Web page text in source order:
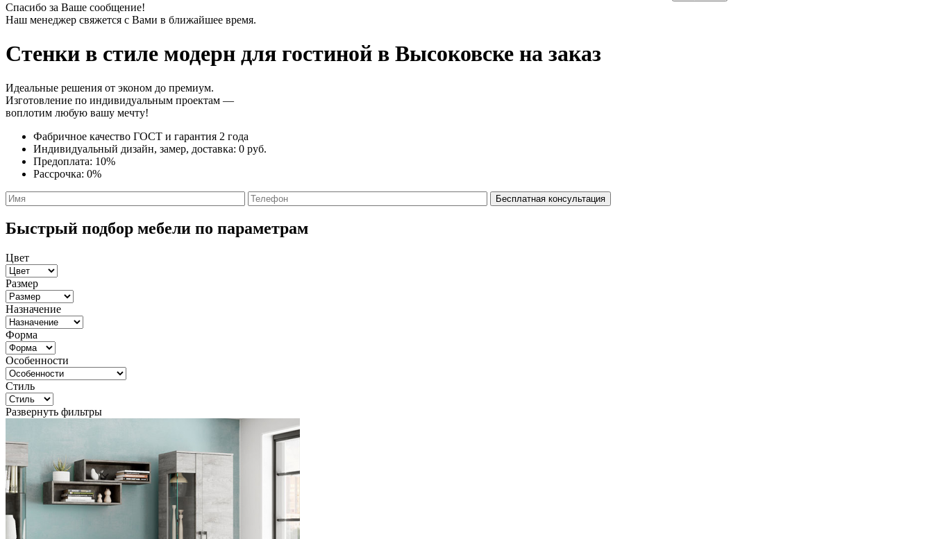
Спасибо за Ваше сообщение!
Наш менеджер свяжется с Вами в ближайшее время.
Стенки в стиле модерн для гостиной в Высоковске на заказ
Идеальные решения от эконом до премиум.
Изготовление по индивидуальным проектам —
воплотим любую вашу мечту!
Фабричное качество ГОСТ и гарантия 2 года
Индивидуальный дизайн, замер, доставка: 0 руб.
Предоплата: 10%
Рассрочка: 0%
Быстрый подбор мебели по параметрам
Цвет
Размер
Назначение
Форма
Особенности
Стиль
Развернуть фильтры